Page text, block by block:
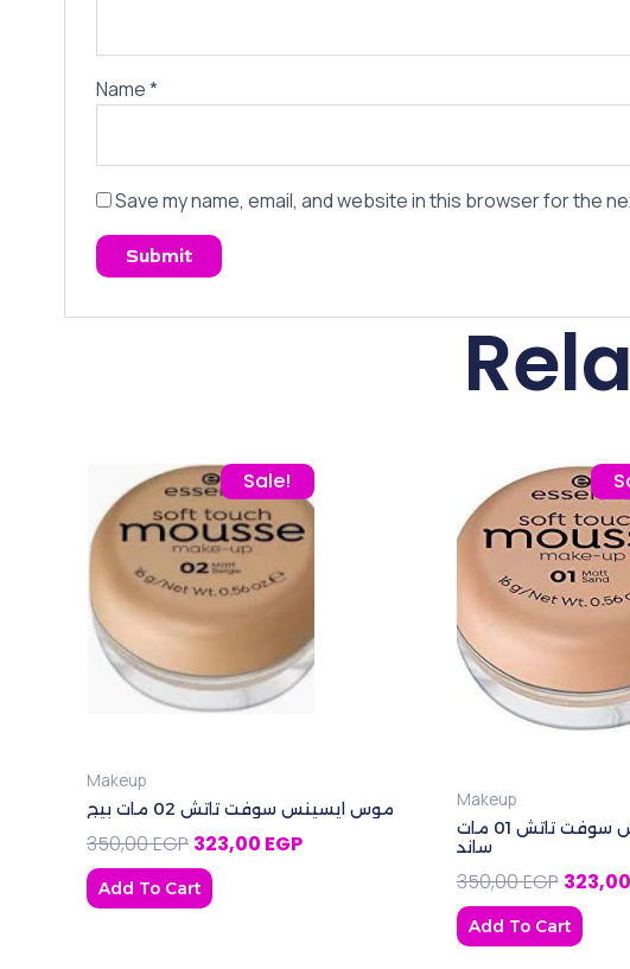
Name*
Save my name, email, and website in this browser for the
Sale!
Makeup
موس ايسينس سوفت تاتش 02 مات بيج
350,00EGP
Original price was: 350,00 EGP.
323,00 EGP
Current price is: 323,00 EGP.
Add To Cart
Makeup
موس ايسينس سوفت تاتش 01 مات
ساند
350,00EGP 323,00
Add To Cart